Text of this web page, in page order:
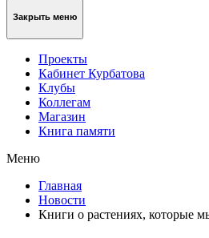
Закрыть меню
Проекты
Кабинет Курбатова
Клубы
Коллегам
Магазин
Книга памяти
Меню
Главная
Новости
Книги о растениях, которые